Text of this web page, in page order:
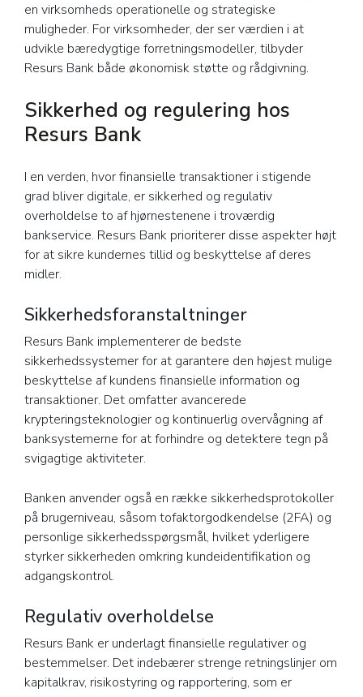
en virksomheds operationelle og strategiske
muligheder. For virksomheder, der ser værdien i at
udvikle bæredygtige forretningsmodeller, tilbyder
Resurs Bank både økonomisk støtte og rådgivning.
Sikkerhed og regulering hos
Resurs Bank
I en verden, hvor finansielle transaktioner i stigende
grad bliver digitale, er sikkerhed og regulativ
overholdelse to af hjørnestenene i troværdig
bankservice. Resurs Bank prioriterer disse aspekter højt
for at sikre kundernes tillid og beskyttelse af deres
midler.
Sikkerhedsforanstaltninger
Resurs Bank implementerer de bedste
sikkerhedssystemer for at garantere den højest mulige
beskyttelse af kundens finansielle information og
transaktioner. Det omfatter avancerede
krypteringsteknologier og kontinuerlig overvågning af
banksystemerne for at forhindre og detektere tegn på
svigagtige aktiviteter.
Banken anvender også en række sikkerhedsprotokoller
på brugerniveau, såsom tofaktorgodkendelse (2FA) og
personlige sikkerhedsspørgsmål, hvilket yderligere
styrker sikkerheden omkring kundeidentifikation og
adgangskontrol.
Regulativ overholdelse
Resurs Bank er underlagt finansielle regulativer og
bestemmelser. Det indebærer strenge retningslinjer om
kapitalkrav, risikostyring og rapportering, som er